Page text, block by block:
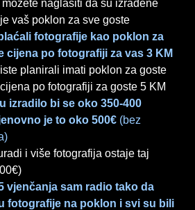
naglasiti da su izrađene
vaš poklon za sve goste
fotografije kao poklon za
cijena po fotografiji za vas 3 KM
planirali imati poklon za goste
po fotografiji za goste 5 KM
izradilo bi se oko 350-400
je to oko 500€ (bez
i više fotografija ostaje taj
vjenčanja sam radio tako da
fotografije na poklon i svi su bili